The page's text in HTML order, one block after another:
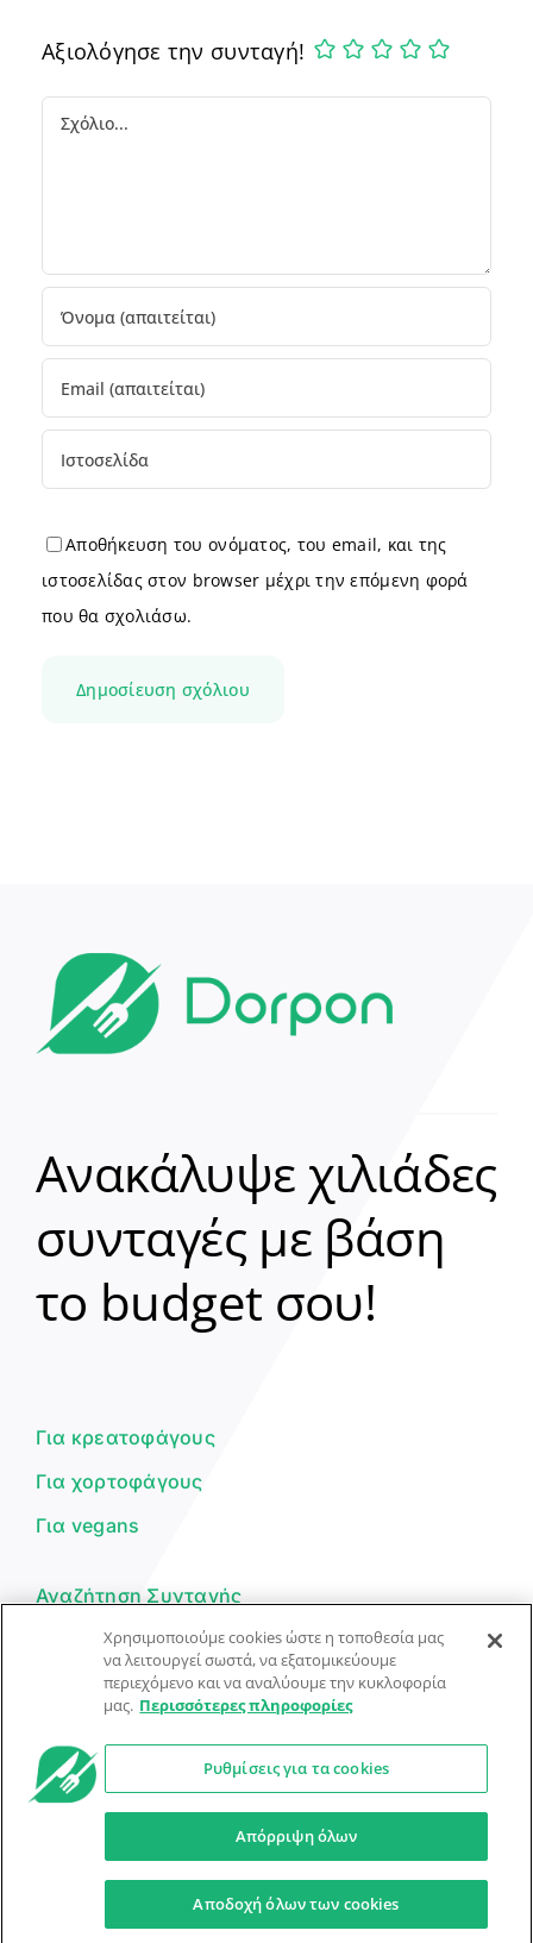
Αξιολόγησε την συνταγή!
Comment
Αποθήκευση του ονόματος, του email, και της
ιστοσελίδας στον browser μέχρι την επόμενη φορά
που θα σχολιάσω.
Ανακάλυψε χιλιάδες
συνταγές με βάση
το budget σου!
Για κρεατοφάγους
Για χορτοφάγους
Για vegans
Αναζήτηση Συνταγής
Υποβολή Συνταγής
Φόρμα Επικοινωνίας
© Dorpon • Μηχανή αναζήτησης για …καλοφαγάδες!
Προστασία Προσωπικών Δεδομένων Όροι Xρήσης
Ο βοηθός μπορεί να κάνει λάθη — ελέγξτε τις συνταγές.
Χρησιμοποιούμε cookies ώστε η τοποθεσία μας
να λειτουργεί σωστά, να εξατομικεύουμε
περιεχόμενο και να αναλύουμε την κυκλοφορία
μας. Περισσότερες πληροφορίες
Ρυθμίσεις για τα cookies
Απόρριψη όλων
Αποδοχή όλων των cookies